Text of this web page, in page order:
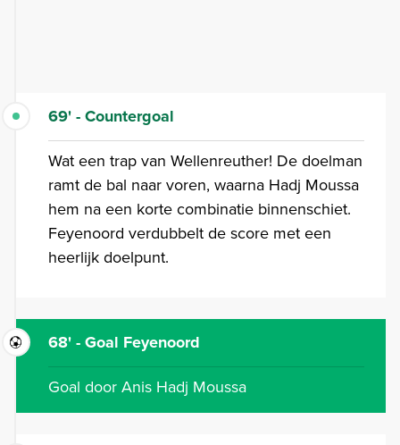
69' - Countergoal
Wat een trap van Wellenreuther! De doelman
ramt de bal naar voren, waarna Hadj Moussa
hem na een korte combinatie binnenschiet.
Feyenoord verdubbelt de score met een
heerlijk doelpunt.
68' - Goal Feyenoord
Goal door Anis Hadj Moussa